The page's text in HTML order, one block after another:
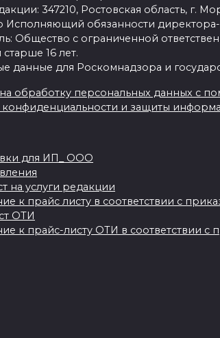
347210, Ростовская область, г.
Исполняющий обязанности
Общество с ограниченной
16 лет.
данные для Роскомнадзора и
обработку персональных данных с
конфиденциальности и защиты
для ИП_ ООО
на услуги редакции
к прайс листу в соответствии с
ОТИ
к прайс-листу ОТИ в соответствии с